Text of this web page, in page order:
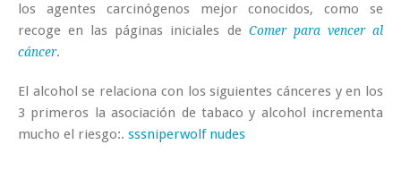
los agentes carcinógenos mejor conocidos, como se
recoge en las páginas iniciales de Comer para vencer al
cáncer.
El alcohol se relaciona con los siguientes cánceres y en los
3 primeros la asociación de tabaco y alcohol incrementa
mucho el riesgo:. sssniperwolf nudes